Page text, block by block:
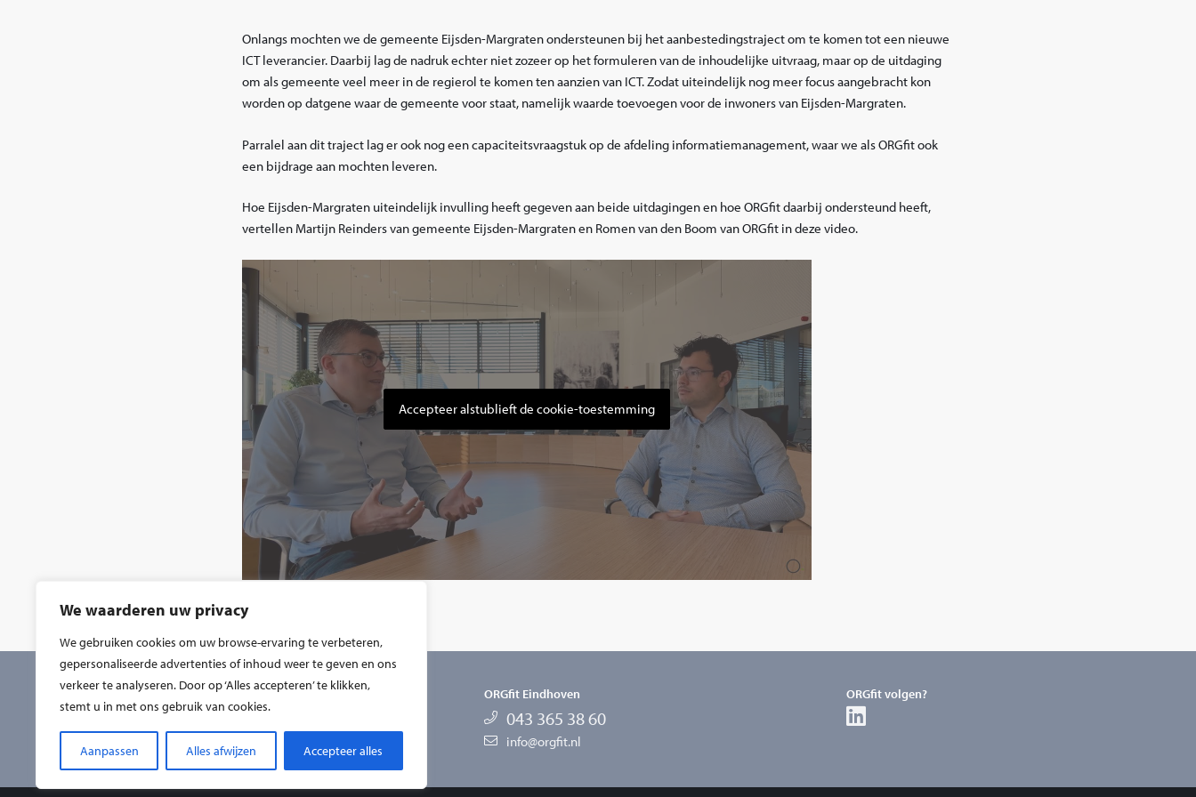
We waarderen uw privacy
We gebruiken cookies om uw browse-ervaring te verbeteren,
gepersonaliseerde advertenties of inhoud weer te geven en ons
verkeer te analyseren. Door op ‘Alles accepteren’ te klikken,
stemt u in met ons gebruik van cookies.
Aanpassen Alles afwijzen Accepteer alles
Onlangs mochten we de gemeente Eijsden-Margraten ondersteunen bij het aanbestedingstraject om te komen tot een nieuwe
ICT leverancier. Daarbij lag de nadruk echter niet zozeer op het formuleren van de inhoudelijke uitvraag, maar op de uitdaging
om als gemeente veel meer in de regierol te komen ten aanzien van ICT. Zodat uiteindelijk nog meer focus aangebracht kon
worden op datgene waar de gemeente voor staat, namelijk waarde toevoegen voor de inwoners van Eijsden-Margraten.
Parralel aan dit traject lag er ook nog een capaciteitsvraagstuk op de afdeling informatiemanagement, waar we als ORGfit ook
een bijdrage aan mochten leveren.
Hoe Eijsden-Margraten uiteindelijk invulling heeft gegeven aan beide uitdagingen en hoe ORGfit daarbij ondersteund heeft,
vertellen Martijn Reinders van gemeente Eijsden-Margraten en Romen van den Boom van ORGfit in deze video.
Accepteer alstublieft de cookie-toestemming
ORGfit Maastricht
043 365 38 60
ORGfit Eindhoven
043 365 38 60
info@orgfit.nl
ORGfit volgen?